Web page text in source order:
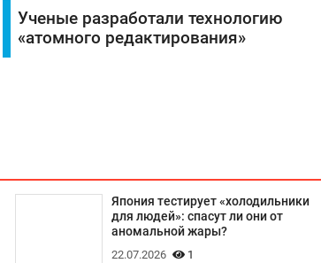
Ученые разработали технологию
«атомного редактирования»
Япония тестирует «холодильники
для людей»: спасут ли они от
аномальной жары?
22.07.2026 1